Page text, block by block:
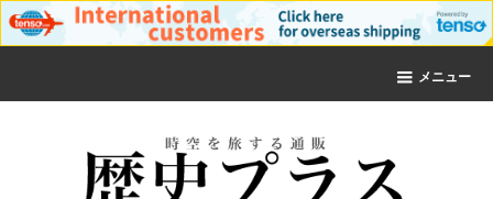
メニュー